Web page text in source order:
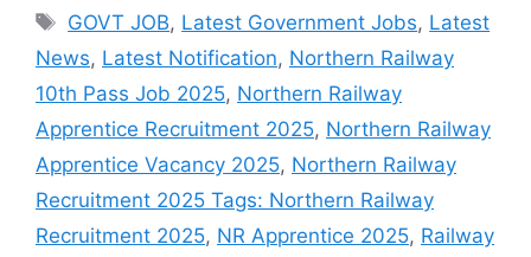
Tags
GOVT JOB, Latest Government Jobs, Latest
News, Latest Notification, Northern Railway
10th Pass Job 2025, Northern Railway
Apprentice Recruitment 2025, Northern Railway
Apprentice Vacancy 2025, Northern Railway
Recruitment 2025 Tags: Northern Railway
Recruitment 2025, NR Apprentice 2025, Railway